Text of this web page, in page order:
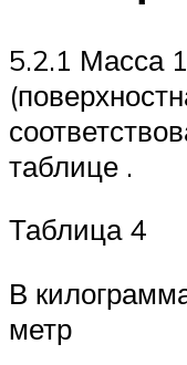
5.2.1 Масса
таблице .
Таблица 4
В
метр